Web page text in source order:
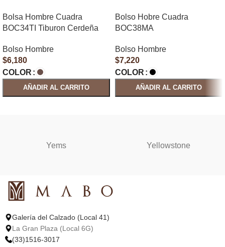
Bolsa Hombre Cuadra
BOC34TI Tiburon Cerdeña
Bolso Hombre
$6,180
COLOR
AÑADIR AL CARRITO
Bolso Hobre Cuadra
BOC38MA
Bolso Hombre
$7,220
COLOR
AÑADIR AL CARRITO
Yems Yellowstone
Galería del Calzado (Local 41)
La Gran Plaza (Local 6G)
(33)1516-3017